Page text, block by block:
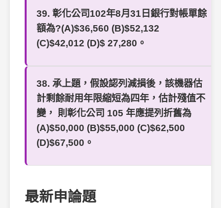
39. 彰化公司102年8月31日銀行對帳單餘
額為?(A)$36,560 (B)$52,132
(C)$42,012 (D)$ 27,280。
38. 承上題，假設認列減損後，該機器估
計剩餘耐用年限縮短為四年，估計殘值不
變， 則彰化公司 105 年應提列折舊為
(A)$50,000 (B)$55,000 (C)$62,500
(D)$67,500。
最新申論題